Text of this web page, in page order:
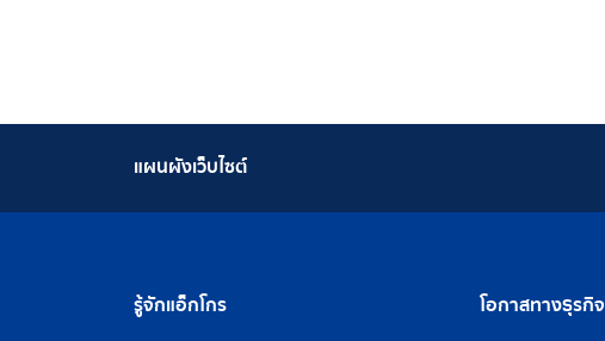
แผนผังเว็บไซต์
รู้จักแอ็กโกร โอกาสทางธุรกิจ